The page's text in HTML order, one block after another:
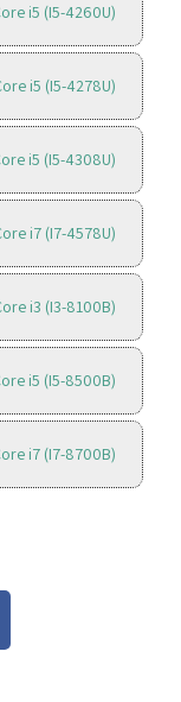
i5 (I5-4260U)
i5 (I5-4278U)
i5 (I5-4308U)
i7 (I7-4578U)
i3 (I3-8100B)
i5 (I5-8500B)
i7 (I7-8700B)